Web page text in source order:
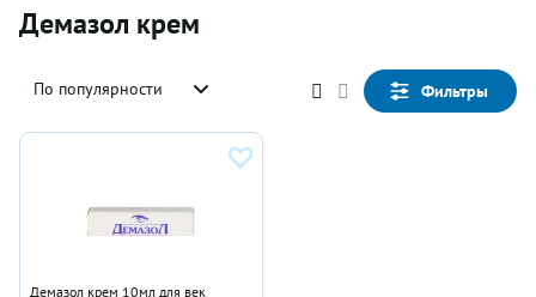
Демазол крем
По популярности Фильтры
Демазол крем 10мл для век